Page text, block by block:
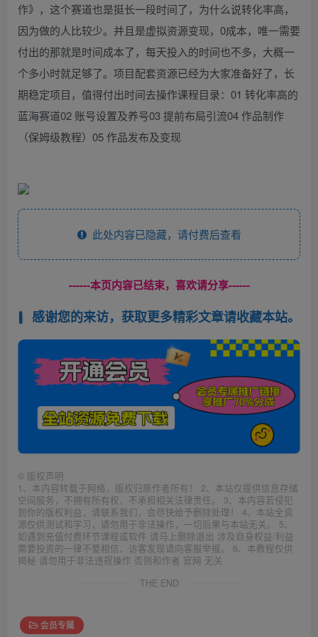
作》，这个赛道也是挺长一段时间了，为什么说转化率高，
因为做的人比较少。并且是虚拟资源变现，0成本，唯一需要
付出的那就是时间成本了，每天投入的时间也不多，大概一
个多小时就足够了。项目配套资源已经为大家准备好了，长
期稳定项目，值得付出时间去操作课程目录：01 转化率高的
蓝海赛道02 账号设置及养号03 提前布局引流04 作品制作
（保姆级教程）05 作品发布及变现
此处内容已隐藏，请付费后查看
------本页内容已结束，喜欢请分享------
感谢您的来访，获取更多精彩文章请收藏本站。
© 版权声明
1、本内容转载于网络，版权归原作者所有！ 2、本站仅提供信息存储
空间服务，不拥有所有权，不承担相关法律责任。 3、本内容若侵犯
到你的版权利益，请联系我们，会尽快给予删除处理！ 4、本站全资
源仅供测试和学习，请勿用于非法操作，一切后果与本站无关。 5、
如遇到充值付费环节课程或软件 请马上删除退出 涉及自身权益/利益
需要投资的一律不要相信，访客发现请向客服举报。 6、本教程仅供
揭秘 请勿用于非法违规操作 否则和作者 官网 无关
THE END
会员专属